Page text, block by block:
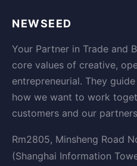
NEWSEED
Your Partner in Trade and
core values of creative,
entrepreneurial. They
how we want to work
customers and our
Rm2805, Minsheng Road
(Shanghai Information